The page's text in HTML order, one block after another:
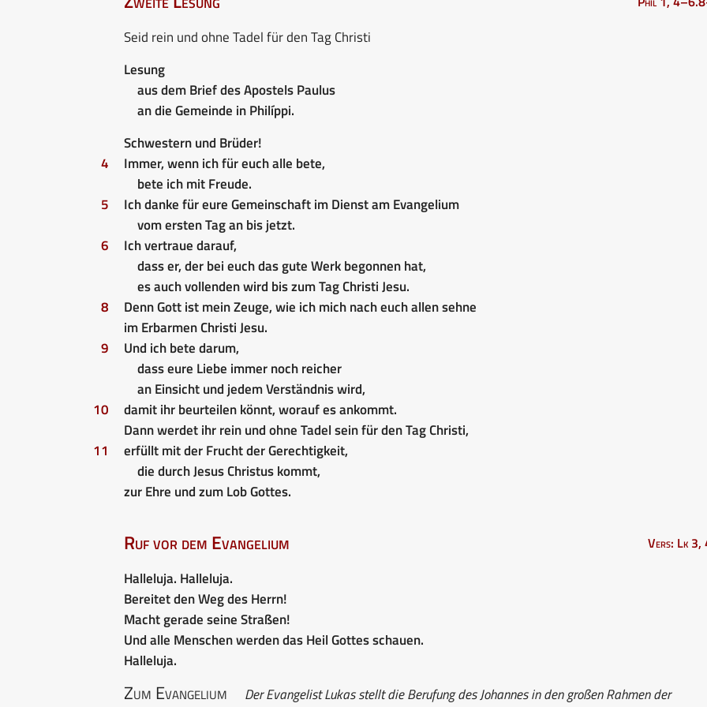
Seid rein und ohne Tadel für den Tag Christi
Lesung
aus dem Brief des Apostels Paulus
an die Gemeinde in Philíppi.
Schwestern und Brüder!
4
Immer, wenn ich für euch alle bete,
bete ich mit Freude.
5
Ich danke für eure Gemeinschaft im Dienst am Evangelium
vom ersten Tag an bis jetzt.
6
Ich vertraue darauf,
dass er, der bei euch das gute Werk begonnen hat,
es auch vollenden wird bis zum Tag Christi Jesu.
8
Denn Gott ist mein Zeuge, wie ich mich nach euch allen sehne
im Erbarmen Christi Jesu.
9
Und ich bete darum,
dass eure Liebe immer noch reicher
an Einsicht und jedem Verständnis wird,
10
damit ihr beurteilen könnt, worauf es ankommt.
Dann werdet ihr rein und ohne Tadel sein für den Tag Christi,
11
erfüllt mit der Frucht der Gerechtigkeit,
die durch Jesus Christus kommt,
zur Ehre und zum Lob Gottes.
Ruf vor dem Evangelium Vers: Lk 3,
Halleluja. Halleluja.
Bereitet den Weg des Herrn!
Macht gerade seine Straßen!
Und alle Menschen werden das Heil Gottes schauen.
Halleluja.
Zum Evangelium
Der Evangelist Lukas stellt die Berufung des Johannes in den großen Rahmen der